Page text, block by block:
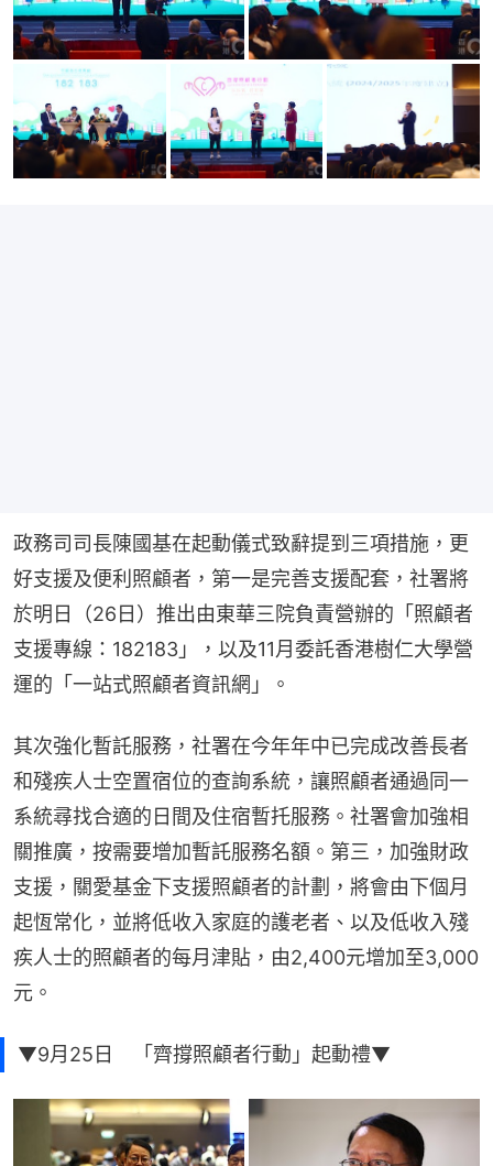
政務司司長陳國基在起動儀式致辭提到三項措施，更
好支援及便利照顧者，第一是完善支援配套，社署將
於明日（26日）推出由東華三院負責營辦的「照顧者
支援專線：182183」，以及11月委託香港樹仁大學營
運的「一站式照顧者資訊網」。
其次強化暫託服務，社署在今年年中已完成改善長者
和殘疾人士空置宿位的查詢系統，讓照顧者通過同一
系統尋找合適的日間及住宿暫托服務。社署會加強相
關推廣，按需要增加暫託服務名額。第三，加強財政
支援，關愛基金下支援照顧者的計劃，將會由下個月
起恆常化，並將低收入家庭的護老者、以及低收入殘
疾人士的照顧者的每月津貼，由2,400元增加至3,000
元。
▼9月25日 「齊撐照顧者行動」起動禮▼